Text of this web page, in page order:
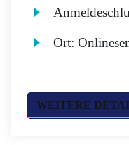
Ort:
WEITERE